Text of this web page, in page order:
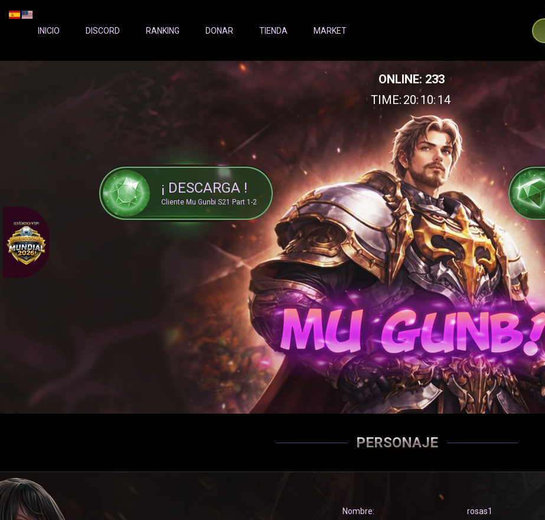
INICIO DISCORD RANKING DONAR TIENDA MARKET
ONLINE: 233
TIME: 20: 10: 16
¡ DESCARGA !
Cliente Mu Gunbi S21 Part 1-2
PERSONAJE
Nombre: rosas1